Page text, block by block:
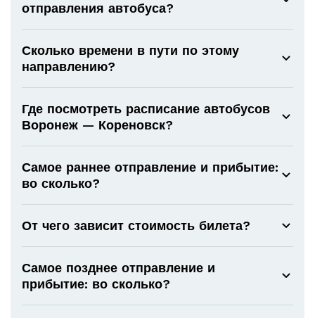
отправления автобуса?
Сколько времени в пути по этому
направлению?
Где посмотреть расписание автобусов
Воронеж — Кореновск?
Самое раннее отправление и прибытие:
во сколько?
От чего зависит стоимость билета?
Самое позднее отправление и
прибытие: во сколько?